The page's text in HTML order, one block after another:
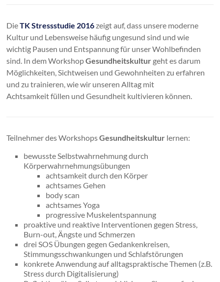
DieTK Stressstudie 2016zeigt auf, dass unsere moderne
Kultur und Lebensweise häufig ungesund sind und wie
wichtig Pausen und Entspannung für unser Wohlbefinden
sind. In dem WorkshopGesundheitskultur geht es darum
Möglichkeiten, Sichtweisen und Gewohnheiten zu erfahren
und zu trainieren, wie wir unseren Alltag mit
Achtsamkeit füllen und Gesundheit kultivieren können.
Teilnehmer des WorkshopsGesundheitskultur lernen:
bewusste Selbstwahrnehmung durch
Körperwahrnehmungsübungen
achtsamkeit durch den Körper
achtsames Gehen
body scan
achtsames Yoga
progressive Muskelentspannung
proaktive und reaktive Interventionen gegen Stress,
Burn-out, Ängste und Schmerzen
drei SOS Übungen gegen Gedankenkreisen,
Stimmungsschwankungen und Schlafstörungen
konkrete Anwendung auf alltagspraktische Themen (z.B.
Stress durch Digitalisierung)